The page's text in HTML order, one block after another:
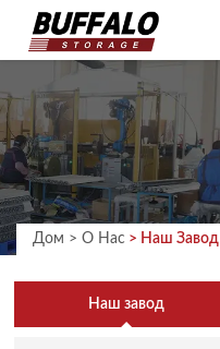
Дом > О Нас > Наш Завод
Наш завод